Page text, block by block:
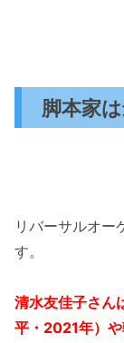
脚本家
リバーサルオー
す。
清水友佳子さん
平・2021年）